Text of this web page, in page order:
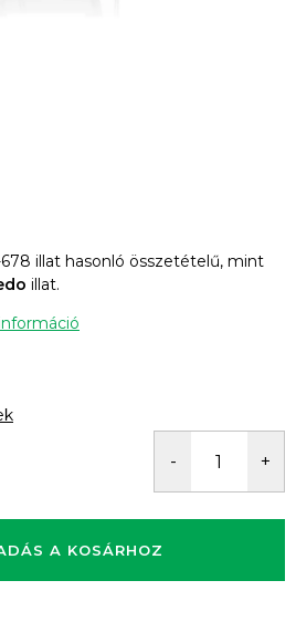
illat hasonló összetételű, mint
illat.
A KOSÁRHOZ